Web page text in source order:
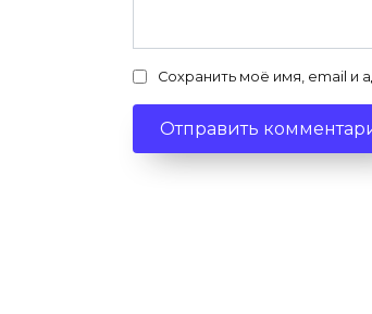
Сохранить моё имя, email и